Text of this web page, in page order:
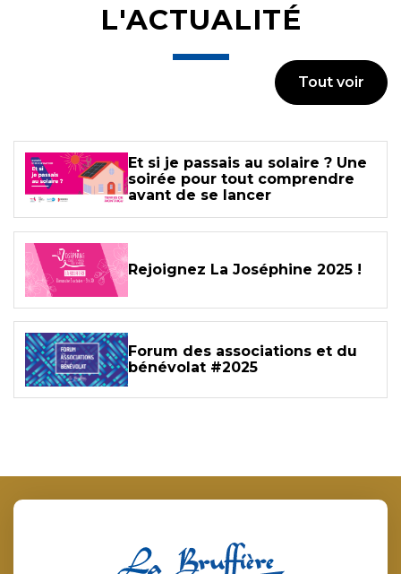
L'ACTUALITÉ
Tout voir
Et si je passais au solaire ? Une
soirée pour tout comprendre
avant de se lancer
Rejoignez La Joséphine 2025 !
Forum des associations et du
bénévolat #2025